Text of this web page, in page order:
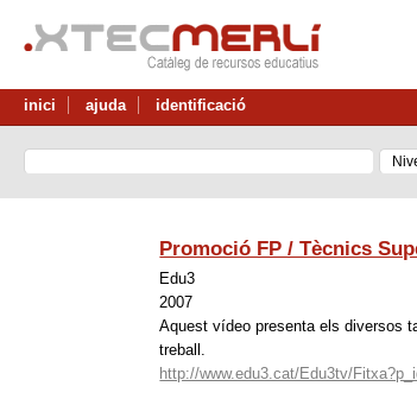
inici ajuda identificació
Promoció FP / Tècnics
Edu3
2007
Aquest vídeo presenta els diversos
treball.
http://www.edu3.cat/Edu3tv/